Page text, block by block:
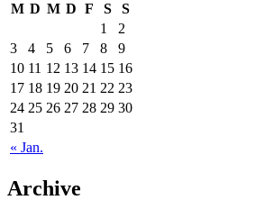
M D M D F S S
« Jan.
1
2
3
4 5 6 7 8
9
10 11 12 13 14 15 16
17 18 19 20 21 22 23
24 25 26 27 28 29 30
31
Archive